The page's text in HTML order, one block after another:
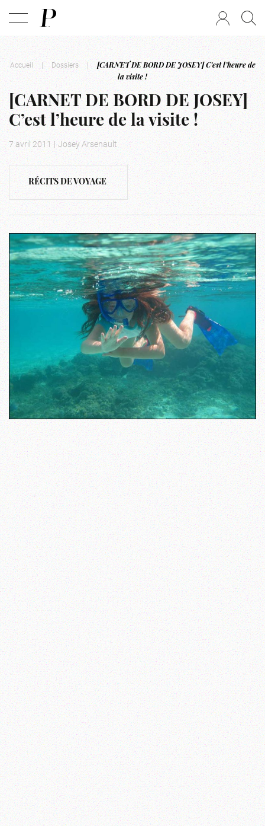
Accueil | Dossiers |
[CARNET DE BORD DE JOSEY] C’est l’heure de
la visite !
[CARNET DE BORD DE JOSEY]
C’est l’heure de la visite !
7 avril 2011 | Josey Arsenault
RÉCITS DE VOYAGE